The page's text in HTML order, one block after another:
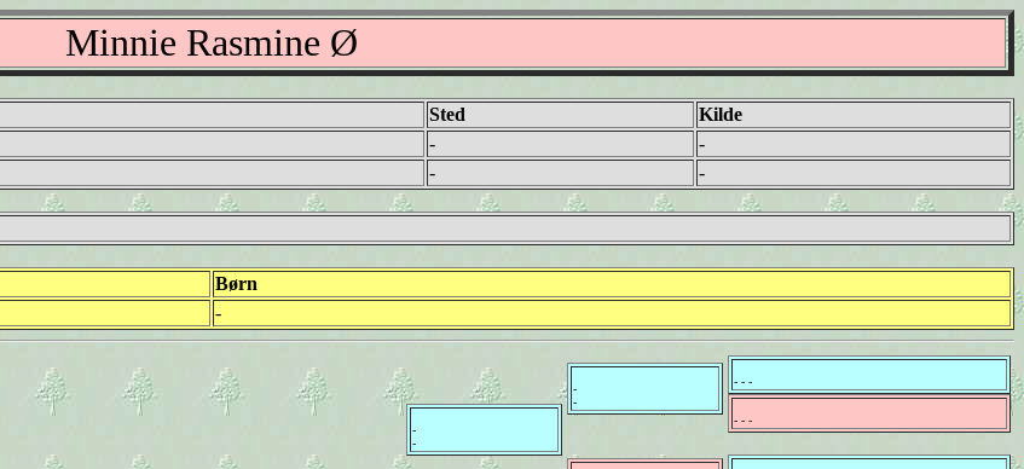
Minnie Rasmine Ø
Sted
Kilde
-
-
- -
Børn
-
-
-
-
-
- - -
- - -